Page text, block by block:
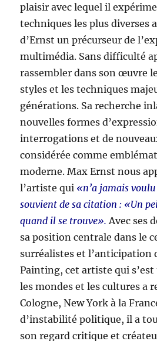
plaisir avec lequel il
techniques les plus diverses
d’Ernst un précurseur de
multimédia. Sans difficulté
rassembler dans son œuvre
styles et les techniques
générations. Sa recherche
nouvelles formes
interrogations et de
considérée comme
moderne. Max Ernst nous
l’artiste qui «n’a jamais
souvient de sa citation : «Un
quand il se trouve». Avec ses
sa position centrale dans le
surréalistes et l’anticipation
Painting, cet artiste qui
les mondes et les cultures a
Cologne, New York à la
d’instabilité politique, il a
son regard critique et